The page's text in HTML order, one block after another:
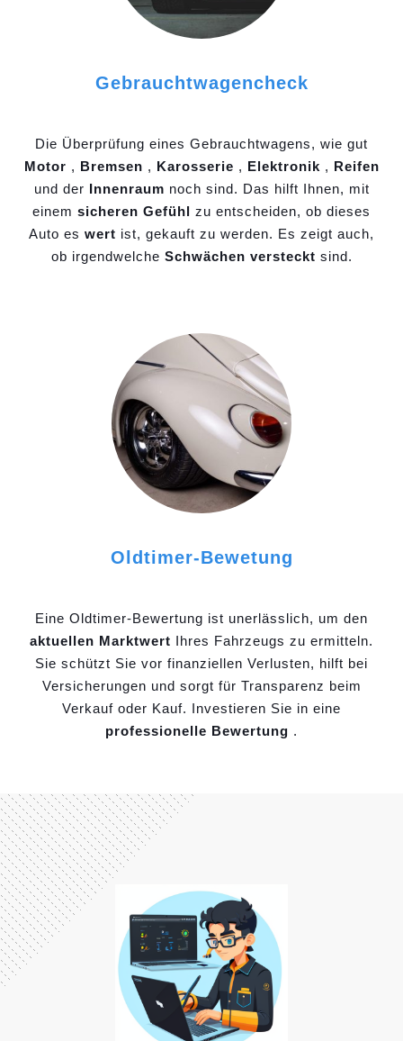
Gebrauchtwagencheck
Die Überprüfung eines Gebrauchtwagens, wie gut
Motor , Bremsen , Karosserie , Elektronik , Reifen
und der Innenraum noch sind. Das hilft Ihnen, mit
einem sicheren Gefühl zu entscheiden, ob dieses
Auto es wert ist, gekauft zu werden. Es zeigt auch,
ob irgendwelche Schwächen versteckt sind.
Oldtimer-Bewetung
Eine Oldtimer-Bewertung ist unerlässlich, um den
aktuellen Marktwert Ihres Fahrzeugs zu ermitteln.
Sie schützt Sie vor finanziellen Verlusten, hilft bei
Versicherungen und sorgt für Transparenz beim
Verkauf oder Kauf. Investieren Sie in eine
professionelle Bewertung .